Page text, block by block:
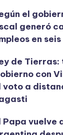
el
generó
en
de Tierras:
con
voto a
Papa vuelve